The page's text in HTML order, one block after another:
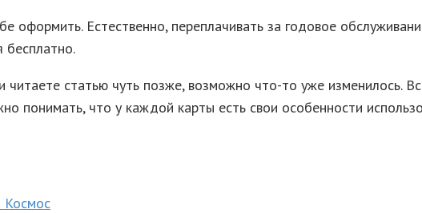
оформить. Естественно, переплачивать за годовое
бесплатно.
читаете статью чуть позже, возможно что-то уже изменилось.
понимать, что у каждой карты есть свои особенности
Космос